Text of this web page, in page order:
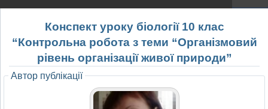
Конспект уроку біології 10 клас
“Контрольна робота з теми “Організмовий
рівень організації живої природи”
Автор публікації